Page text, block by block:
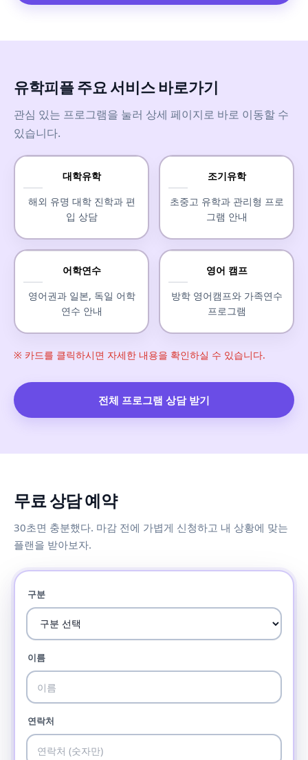
유학피플 주요 서비스 바로가기
관심 있는 프로그램을 눌러 상세 페이지로 바로 이동할 수
있습니다.
대학유학
해외 유명 대학 진학과 편
입 상담
조기유학
초중고 유학과 관리형 프로
그램 안내
어학연수
영어권과 일본, 독일 어학
연수 안내
영어 캠프
방학 영어캠프와 가족연수
프로그램
※ 카드를 클릭하시면 자세한 내용을 확인하실 수 있습니다.
전체 프로그램 상담 받기
무료 상담 예약
30초면 충분했다. 마감 전에 가볍게 신청하고 내 상황에 맞는
플랜을 받아보자.
구분
이름
연락처